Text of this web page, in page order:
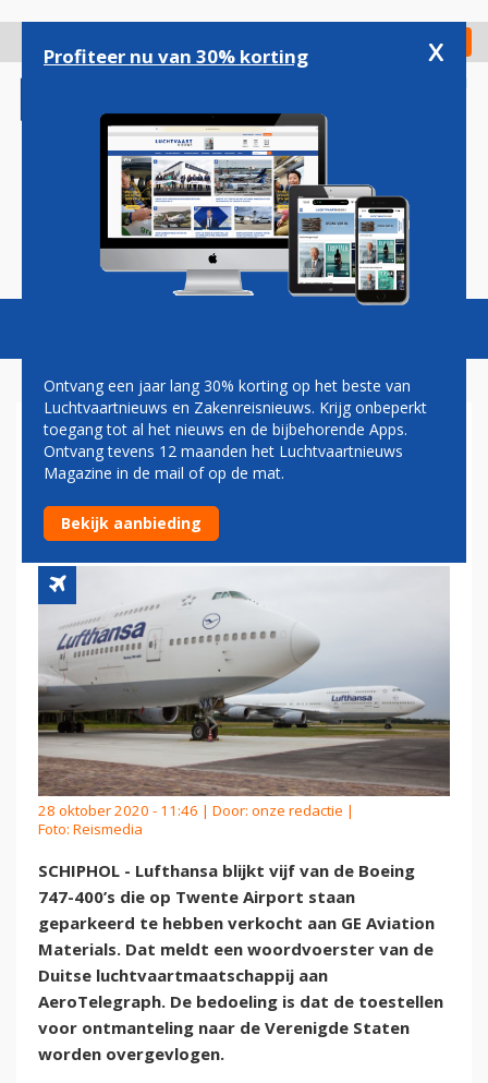
gaan
Check in
Magazine Podcasts Vacatures
LUFTHANSA WIL IN TWENTE
GEPARKEERDE BOEING 747'S
NAAR VS VLIEGEN
28 oktober 2020 - 11:46 | Door: onze redactie |
Foto: Reismedia
SCHIPHOL - Lufthansa blijkt vijf van de Boeing
747-400’s die op Twente Airport staan
geparkeerd te hebben verkocht aan GE Aviation
Materials. Dat meldt een woordvoerster van de
Duitse luchtvaartmaatschappij aan
AeroTelegraph. De bedoeling is dat de toestellen
voor ontmanteling naar de Verenigde Staten
worden overgevlogen.
Profiteer nu van 30% korting x
Ontvang een jaar lang 30% korting op het beste van
Luchtvaartnieuws en Zakenreisnieuws. Krijg onbeperkt
toegang tot al het nieuws en de bijbehorende Apps.
Ontvang tevens 12 maanden het Luchtvaartnieuws
Magazine in de mail of op de mat.
Bekijk aanbieding